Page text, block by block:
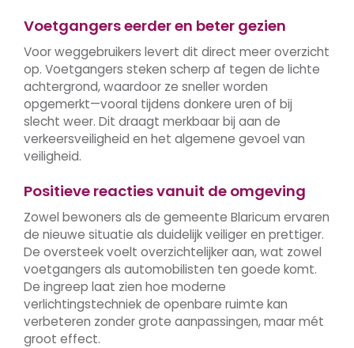
Voetgangers eerder en beter gezien
Voor weggebruikers levert dit direct meer overzicht
op. Voetgangers steken scherp af tegen de lichte
achtergrond, waardoor ze sneller worden
opgemerkt—vooral tijdens donkere uren of bij
slecht weer. Dit draagt merkbaar bij aan de
verkeersveiligheid en het algemene gevoel van
veiligheid.
Positieve reacties vanuit de omgeving
Zowel bewoners als de gemeente Blaricum ervaren
de nieuwe situatie als duidelijk veiliger en prettiger.
De oversteek voelt overzichtelijker aan, wat zowel
voetgangers als automobilisten ten goede komt.
De ingreep laat zien hoe moderne
verlichtingstechniek de openbare ruimte kan
verbeteren zonder grote aanpassingen, maar mét
groot effect.